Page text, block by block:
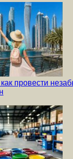
провести